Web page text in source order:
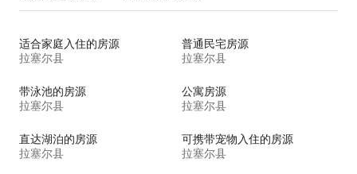
适合家庭入住的房源
拉塞尔县
普通民宅房源
拉塞尔县
带泳池的房源
拉塞尔县
公寓房源
拉塞尔县
直达湖泊的房源
拉塞尔县
可携带宠物入住的房源
拉塞尔县